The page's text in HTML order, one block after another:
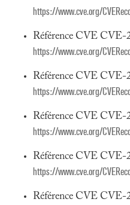
https://www.cve.org/
Référence CVE CVE-
https://www.cve.org/
Référence CVE
https://www.cve.org/
Référence CVE CVE-
https://www.cve.org/
Référence CVE
https://www.cve.org/
Référence CVE CVE-